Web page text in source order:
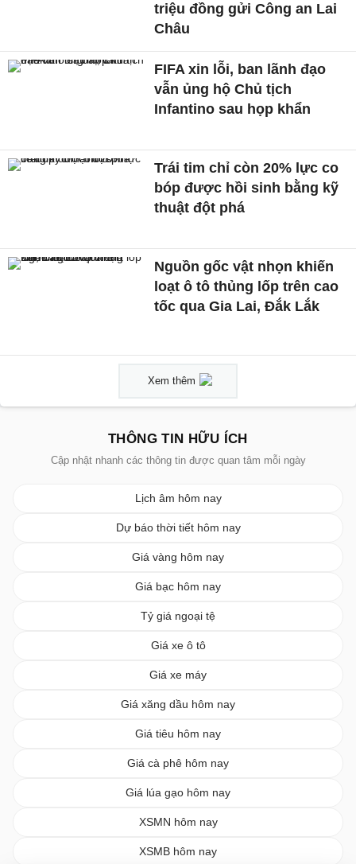
triệu đồng gửi Công an Lai
Châu
FIFA xin lỗi, ban lãnh đạo
vẫn ủng hộ Chủ tịch
Infantino sau họp khẩn
Trái tim chỉ còn 20% lực co
bóp được hồi sinh bằng kỹ
thuật đột phá
Nguồn gốc vật nhọn khiến
loạt ô tô thủng lốp trên cao
tốc qua Gia Lai, Đắk Lắk
Xem thêm
THÔNG TIN HỮU ÍCH
Cập nhật nhanh các thông tin được quan tâm mỗi ngày
Lịch âm hôm nay
Dự báo thời tiết hôm nay
Giá vàng hôm nay
Giá bạc hôm nay
Tỷ giá ngoại tệ
Giá xe ô tô
Giá xe máy
Giá xăng dầu hôm nay
Giá tiêu hôm nay
Giá cà phê hôm nay
Giá lúa gạo hôm nay
XSMN hôm nay
XSMB hôm nay